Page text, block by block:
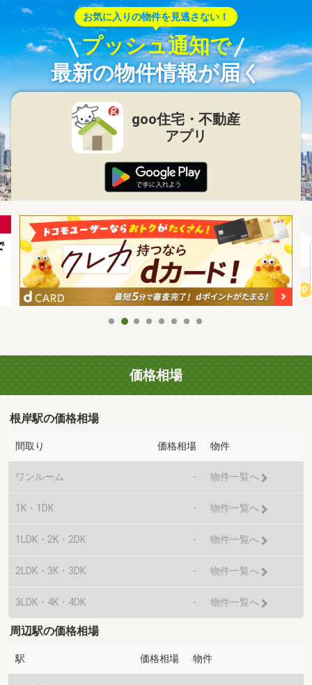
お気に入りの物件を見逃さない！
プッシュ通知で
最新の物件情報が届く
goo住宅・不動産
アプリ
価格相場
根岸駅の価格相場
間取り 価格相場 物件
ワンルーム - 物件一覧へ
1K・1DK - 物件一覧へ
1LDK・2K・2DK - 物件一覧へ
2LDK・3K・3DK - 物件一覧へ
3LDK・4K・4DK - 物件一覧へ
周辺駅の価格相場
駅 価格相場 物件